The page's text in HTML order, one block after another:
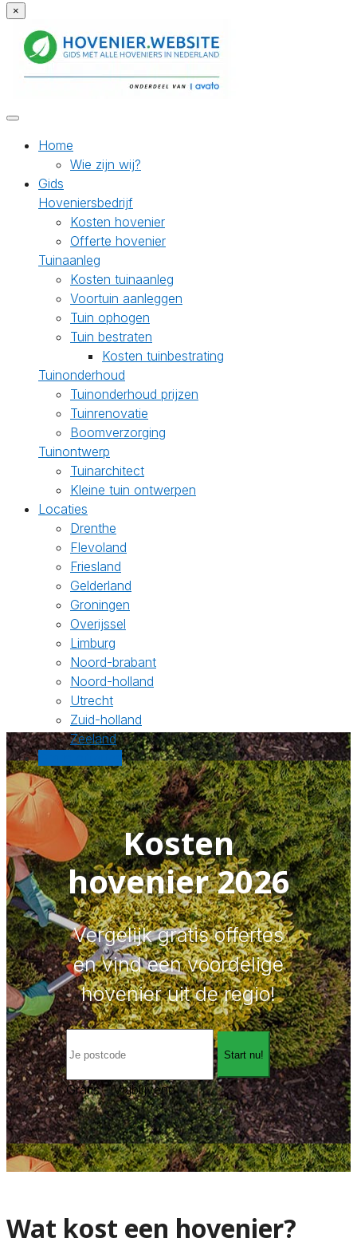
×
Home
Wie zijn wij?
Gids
Hoveniersbedrijf
Kosten hovenier
Offerte hovenier
Tuinaanleg
Kosten tuinaanleg
Voortuin aanleggen
Tuin ophogen
Tuin bestraten
Kosten tuinbestrating
Tuinonderhoud
Tuinonderhoud prijzen
Tuinrenovatie
Boomverzorging
Tuinontwerp
Tuinarchitect
Kleine tuin ontwerpen
Locaties
Drenthe
Flevoland
Friesland
Gelderland
Groningen
Overijssel
Limburg
Noord-brabant
Noord-holland
Utrecht
Zuid-holland
Zeeland
Kosten
hovenier 2026
Vergelijk gratis offertes
en vind een voordelige
hovenier uit de regio!
Start nu!
Gratis - Vrijblijvend
Wat kost een hovenier?